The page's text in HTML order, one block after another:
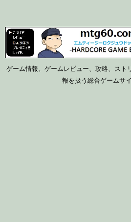
ゲーム情報、ゲームレビュー、攻略、スト
報を扱う総合ゲームサイ